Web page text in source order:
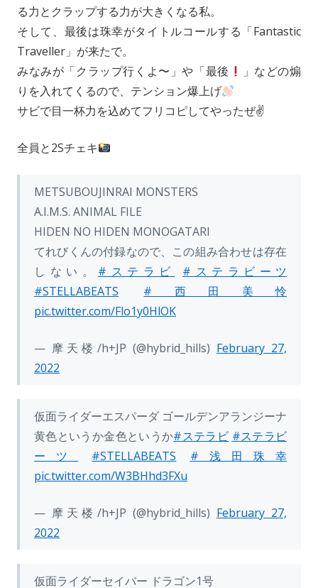
る力とクラップする力が大きくなる私。
そして、最後は珠幸がタイトルコールする「Fantastic
Traveller」が来たで。
みなみが「クラップ行くよ〜」や「最後
」などの煽
りを入れてくるので、テンション爆上げ
サビで目一杯力を込めてフリコピしてやったぜ✌️
全員と2Sチェキ
METSUBOUJINRAI MONSTERS
A.I.M.S. ANIMAL FILE
HIDEN NO HIDEN MONOGATARI
てれびくんの付録なので、この組み合わせは存在
しない。 #ステラビ
#ステラビーツ
#STELLABEATS
#西田美怜
pic.twitter.com/Flo1y0HlOK
— 摩天楼/h+JP (@hybrid_hills) February 27,
2022
仮面ライダーエスパーダ ゴールデンアランジーナ
黄色というか金色というか#ステラビ #ステラビ
ーツ
#STELLABEATS
#浅田珠幸
pic.twitter.com/W3BHhd3FXu
— 摩天楼/h+JP (@hybrid_hills) February 27,
2022
仮面ライダーセイバー ドラゴン1号